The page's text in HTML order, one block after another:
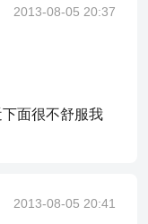
2013-08-05 20:37
面很不舒服我
2013-08-05 20:41